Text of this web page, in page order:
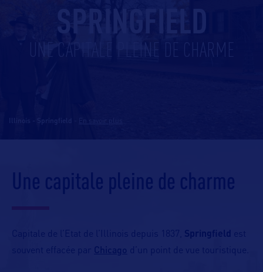
SPRINGFIELD
UNE CAPITALE PLEINE DE CHARME
Illinois - Springfield
Une capitale pleine de charme
Capitale de l’Etat de l’Illinois depuis 1837, Springfield
est
souvent effacée par
Chicago d’un point de vue touristique.